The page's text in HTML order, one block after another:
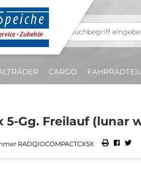
CARGO
5-Gg. Freilauf (lunar
RADQIOCOMPACTCX5X